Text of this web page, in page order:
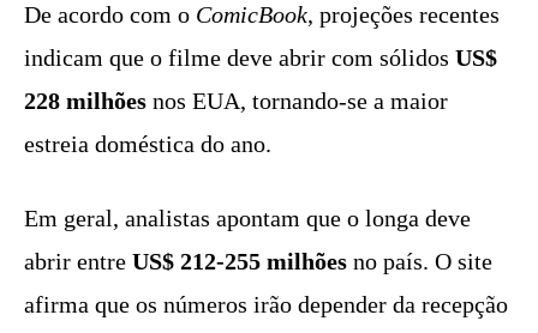
De acordo com o ComicBook, projeções recentes
indicam que o filme deve abrir com sólidos US$
228 milhões nos EUA, tornando-se a maior
estreia doméstica do ano.
Em geral, analistas apontam que o longa deve
abrir entre US$ 212-255 milhões no país. O site
afirma que os números irão depender da recepção